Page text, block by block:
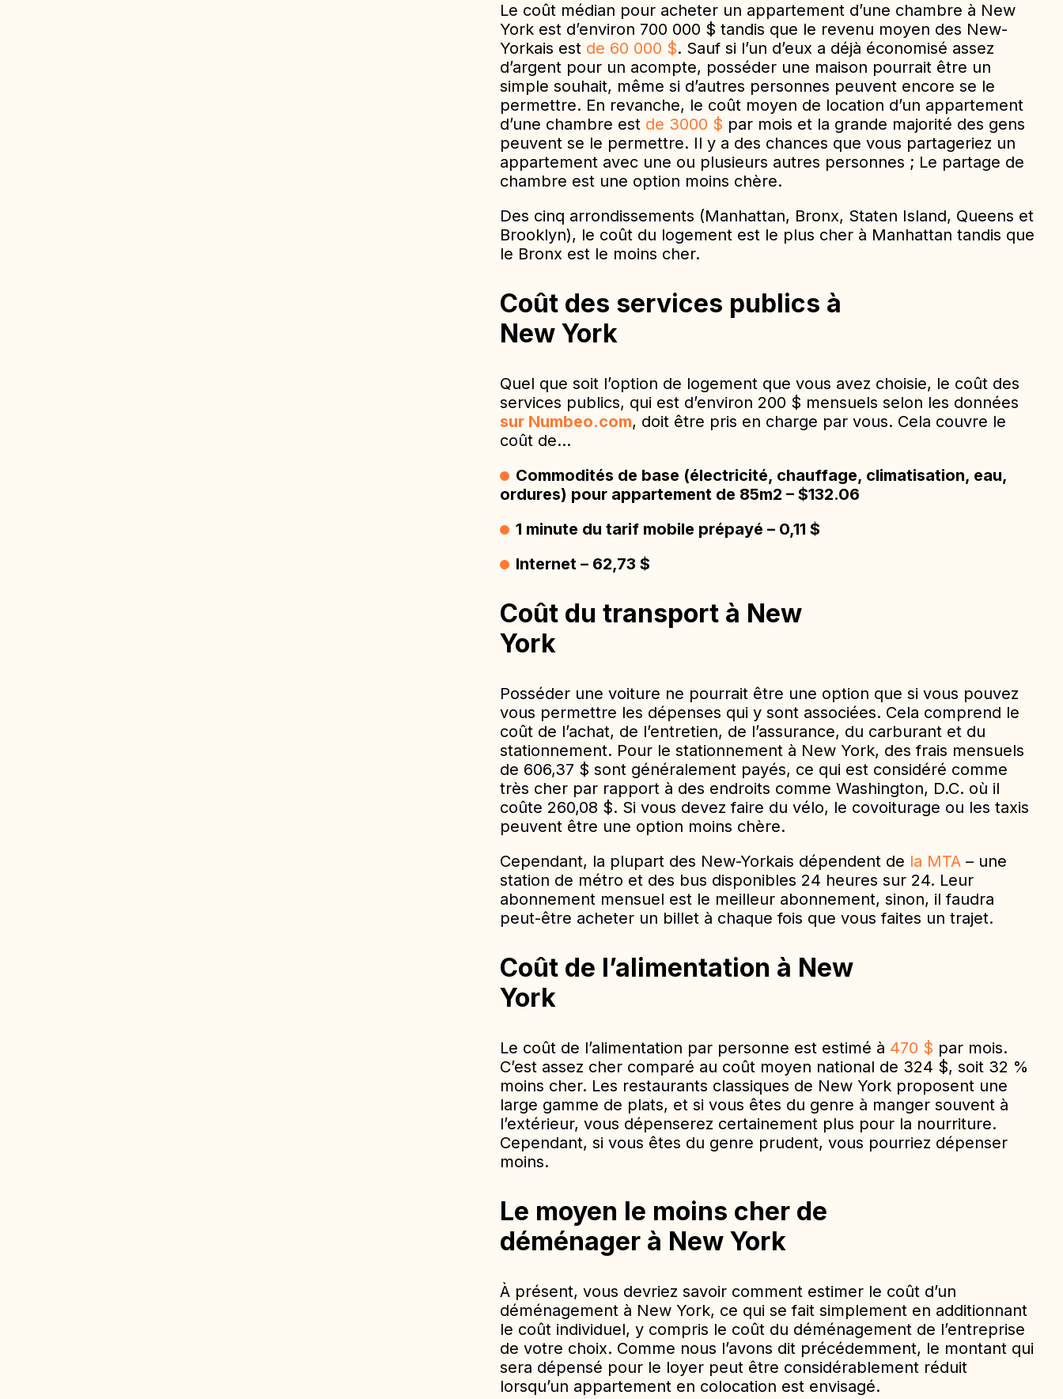
Le coût médian pour acheter un appartement d’une chambre à New
York est d’environ 700 000 $ tandis que le revenu moyen des New-
Yorkais est de 60 000 $. Sauf si l’un d’eux a déjà économisé assez
d’argent pour un acompte, posséder une maison pourrait être un
simple souhait, même si d’autres personnes peuvent encore se le
permettre. En revanche, le coût moyen de location d’un appartement
d’une chambre est de 3000 $ par mois et la grande majorité des gens
peuvent se le permettre. Il y a des chances que vous partageriez un
appartement avec une ou plusieurs autres personnes ; Le partage de
chambre est une option moins chère.
Des cinq arrondissements (Manhattan, Bronx, Staten Island, Queens et
Brooklyn), le coût du logement est le plus cher à Manhattan tandis que
le Bronx est le moins cher.
Coût des services publics à
New York
Quel que soit l’option de logement que vous avez choisie, le coût des
services publics, qui est d’environ 200 $ mensuels selon les données
sur Numbeo.com, doit être pris en charge par vous. Cela couvre le
coût de…
Commodités de base (électricité, chauffage, climatisation, eau,
ordures) pour appartement de 85m2 – $132.06
1 minute du tarif mobile prépayé – 0,11 $
Internet – 62,73 $
Coût du transport à New
York
Posséder une voiture ne pourrait être une option que si vous pouvez
vous permettre les dépenses qui y sont associées. Cela comprend le
coût de l’achat, de l’entretien, de l’assurance, du carburant et du
stationnement. Pour le stationnement à New York, des frais mensuels
de 606,37 $ sont généralement payés, ce qui est considéré comme
très cher par rapport à des endroits comme Washington, D.C. où il
coûte 260,08 $. Si vous devez faire du vélo, le covoiturage ou les taxis
peuvent être une option moins chère.
Cependant, la plupart des New-Yorkais dépendent de la MTA – une
station de métro et des bus disponibles 24 heures sur 24. Leur
abonnement mensuel est le meilleur abonnement, sinon, il faudra
peut-être acheter un billet à chaque fois que vous faites un trajet.
Coût de l’alimentation à New
York
Le coût de l’alimentation par personne est estimé à 470 $ par mois.
C’est assez cher comparé au coût moyen national de 324 $, soit 32 %
moins cher. Les restaurants classiques de New York proposent une
large gamme de plats, et si vous êtes du genre à manger souvent à
l’extérieur, vous dépenserez certainement plus pour la nourriture.
Cependant, si vous êtes du genre prudent, vous pourriez dépenser
moins.
Le moyen le moins cher de
déménager à New York
À présent, vous devriez savoir comment estimer le coût d’un
déménagement à New York, ce qui se fait simplement en additionnant
le coût individuel, y compris le coût du déménagement de l’entreprise
de votre choix. Comme nous l’avons dit précédemment, le montant qui
sera dépensé pour le loyer peut être considérablement réduit
lorsqu’un appartement en colocation est envisagé.